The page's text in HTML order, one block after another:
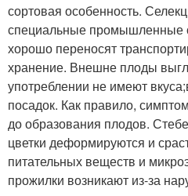
сортовая особенность.
специальные промышленные
хорошо переносят
хранение. Внешне плоды
употреблении не имеют
посадок. Как правило,
до образования плодов.
цветки деформируются и
питательных веществ и
прожилки возникают из-за